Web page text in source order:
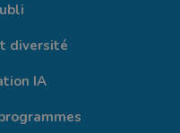
diversité
IA